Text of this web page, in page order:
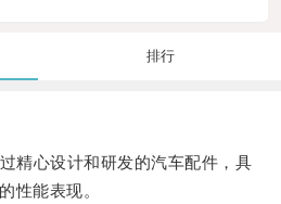
排行
心设计和研发的汽车配件，具
性能表现。